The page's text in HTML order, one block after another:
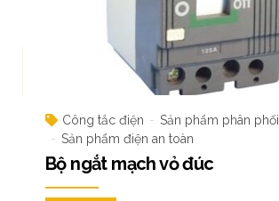
Công tắc điện
Sản phẩm phân phối
Sản phẩm điện an toàn
Bộ ngắt mạch vỏ đúc